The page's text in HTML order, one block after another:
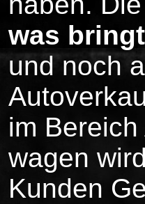
was
und noch
im
wagen
Kunden